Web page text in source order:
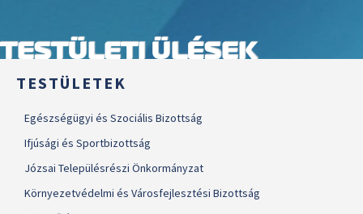
TESTÜLETI ÜLÉSEK
TESTÜLETEK
Egészségügyi és Szociális Bizottság
Ifjúsági és Sportbizottság
Józsai Településrészi Önkormányzat
Környezetvédelmi és Városfejlesztési Bizottság